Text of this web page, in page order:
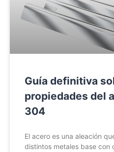
Guía definitiva
propiedades del
304
El acero es una aleación
distintos metales base con